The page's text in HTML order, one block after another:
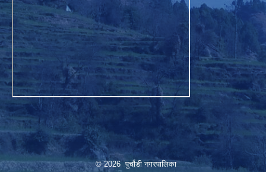
© 2026 पुर्चौडी नगरपालिका